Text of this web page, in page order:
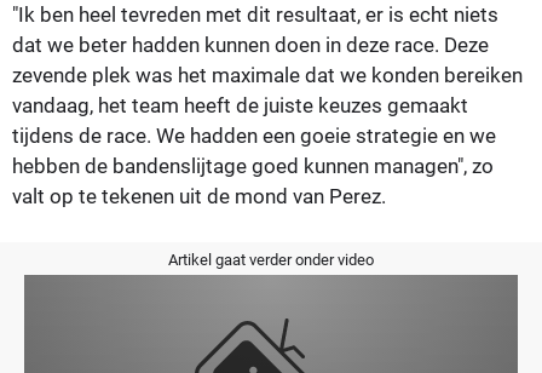
"Ik ben heel tevreden met dit resultaat, er is echt niets
dat we beter hadden kunnen doen in deze race. Deze
zevende plek was het maximale dat we konden bereiken
vandaag, het team heeft de juiste keuzes gemaakt
tijdens de race. We hadden een goeie strategie en we
hebben de bandenslijtage goed kunnen managen", zo
valt op te tekenen uit de mond van Perez.
Artikel gaat verder onder video